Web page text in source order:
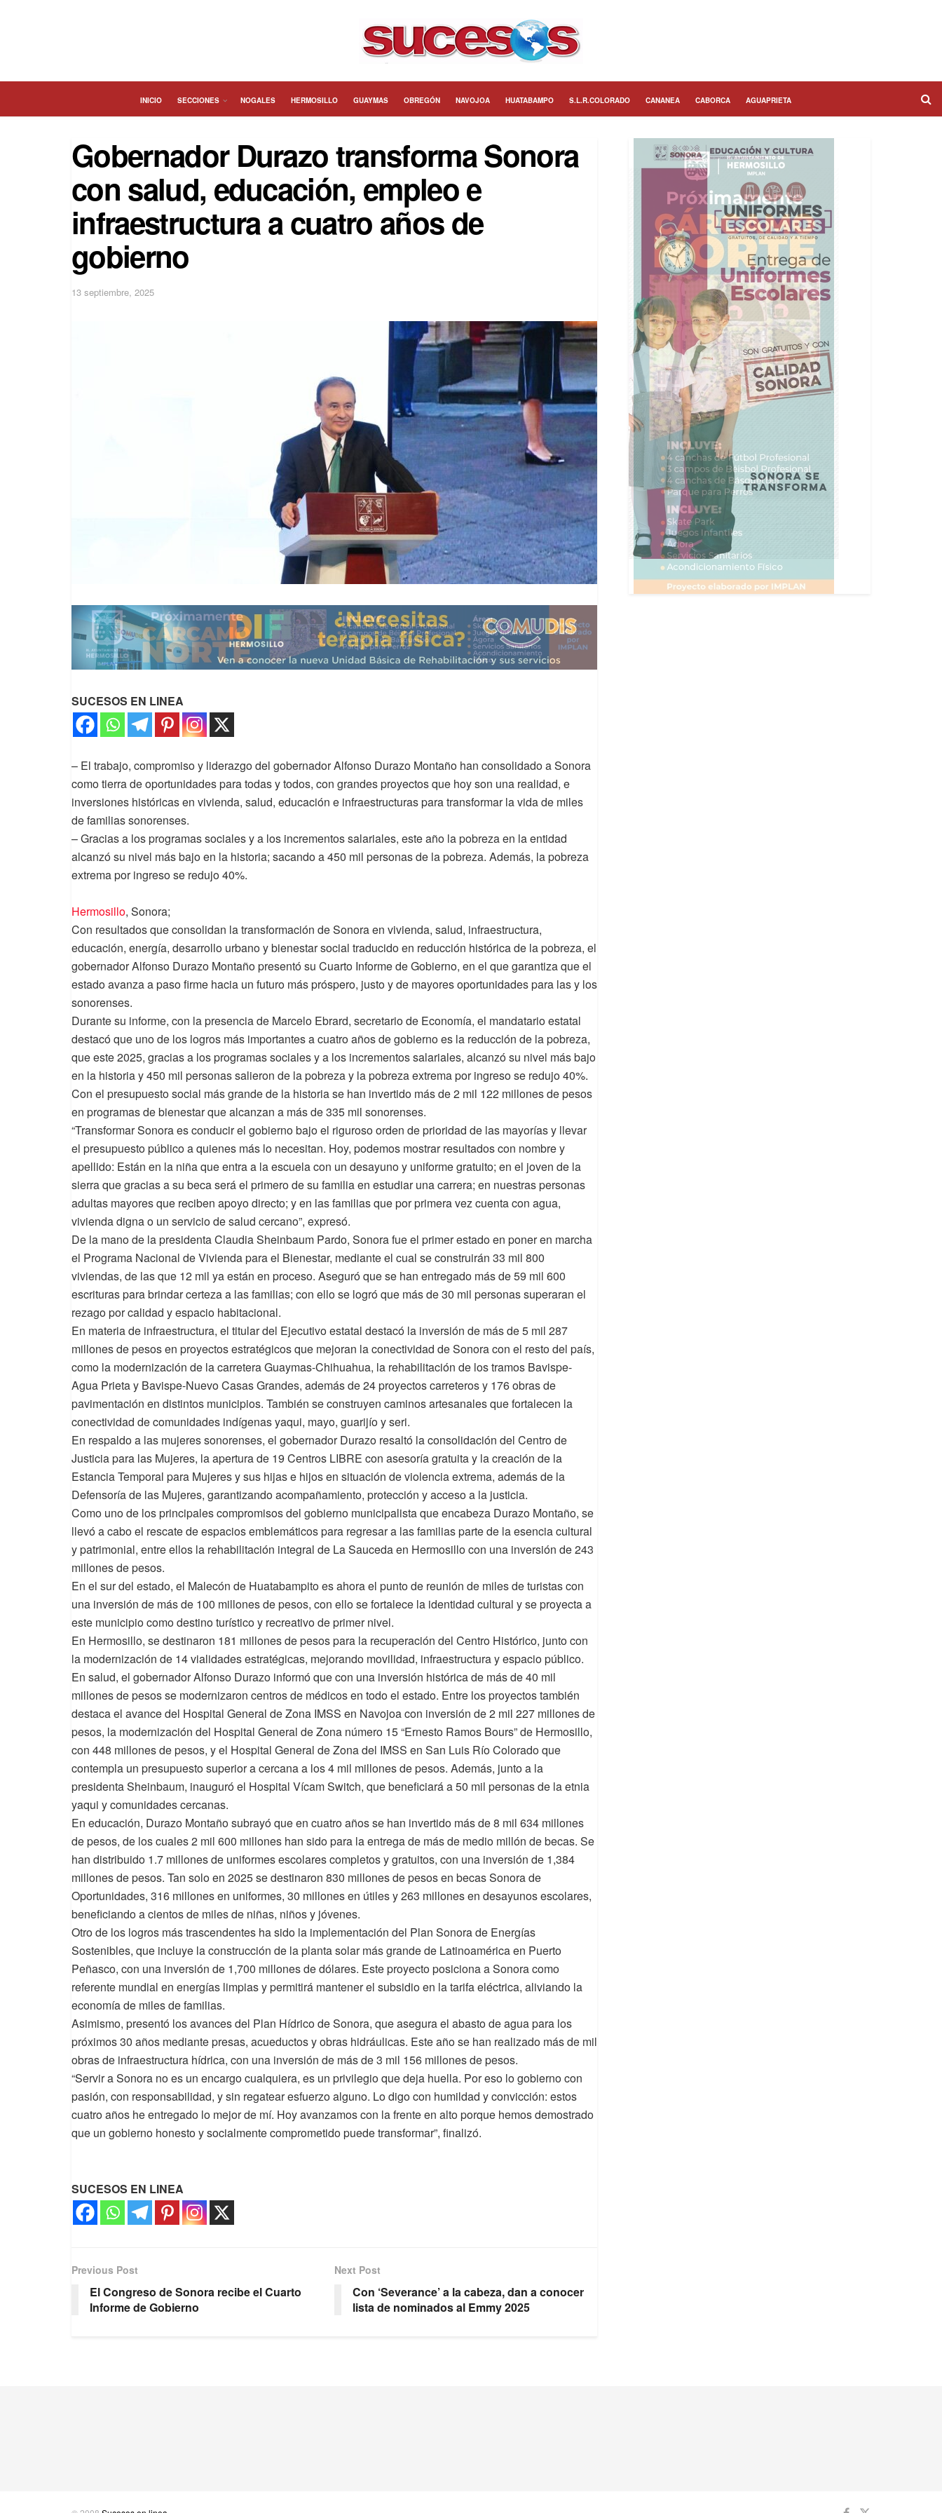
INICIO SECCIONES NOGALES HERMOSILLO GUAYMAS OBREGÓN NAVOJOA HUATABAMPO S.L.R.COLORADO CANANEA CABORCA AGUAPRIETA
Gobernador Durazo transforma Sonora
con salud, educación, empleo e
infraestructura a cuatro años de
gobierno
13 septiembre, 2025
SUCESOS EN LINEA
– El trabajo, compromiso y liderazgo del gobernador Alfonso Durazo Montaño han consolidado a Sonora
como tierra de oportunidades para todas y todos, con grandes proyectos que hoy son una realidad, e
inversiones históricas en vivienda, salud, educación e infraestructuras para transformar la vida de miles
de familias sonorenses.
– Gracias a los programas sociales y a los incrementos salariales, este año la pobreza en la entidad
alcanzó su nivel más bajo en la historia; sacando a 450 mil personas de la pobreza. Además, la pobreza
extrema por ingreso se redujo 40%.
Hermosillo, Sonora;
Con resultados que consolidan la transformación de Sonora en vivienda, salud, infraestructura,
educación, energía, desarrollo urbano y bienestar social traducido en reducción histórica de la pobreza, el
gobernador Alfonso Durazo Montaño presentó su Cuarto Informe de Gobierno, en el que garantiza que el
estado avanza a paso firme hacia un futuro más próspero, justo y de mayores oportunidades para las y los
sonorenses.
Durante su informe, con la presencia de Marcelo Ebrard, secretario de Economía, el mandatario estatal
destacó que uno de los logros más importantes a cuatro años de gobierno es la reducción de la pobreza,
que este 2025, gracias a los programas sociales y a los incrementos salariales, alcanzó su nivel más bajo
en la historia y 450 mil personas salieron de la pobreza y la pobreza extrema por ingreso se redujo 40%.
Con el presupuesto social más grande de la historia se han invertido más de 2 mil 122 millones de pesos
en programas de bienestar que alcanzan a más de 335 mil sonorenses.
“Transformar Sonora es conducir el gobierno bajo el riguroso orden de prioridad de las mayorías y llevar
el presupuesto público a quienes más lo necesitan. Hoy, podemos mostrar resultados con nombre y
apellido: Están en la niña que entra a la escuela con un desayuno y uniforme gratuito; en el joven de la
sierra que gracias a su beca será el primero de su familia en estudiar una carrera; en nuestras personas
adultas mayores que reciben apoyo directo; y en las familias que por primera vez cuenta con agua,
vivienda digna o un servicio de salud cercano”, expresó.
De la mano de la presidenta Claudia Sheinbaum Pardo, Sonora fue el primer estado en poner en marcha
el Programa Nacional de Vivienda para el Bienestar, mediante el cual se construirán 33 mil 800
viviendas, de las que 12 mil ya están en proceso. Aseguró que se han entregado más de 59 mil 600
escrituras para brindar certeza a las familias; con ello se logró que más de 30 mil personas superaran el
rezago por calidad y espacio habitacional.
En materia de infraestructura, el titular del Ejecutivo estatal destacó la inversión de más de 5 mil 287
millones de pesos en proyectos estratégicos que mejoran la conectividad de Sonora con el resto del país,
como la modernización de la carretera Guaymas-Chihuahua, la rehabilitación de los tramos Bavispe-
Agua Prieta y Bavispe-Nuevo Casas Grandes, además de 24 proyectos carreteros y 176 obras de
pavimentación en distintos municipios. También se construyen caminos artesanales que fortalecen la
conectividad de comunidades indígenas yaqui, mayo, guarijío y seri.
En respaldo a las mujeres sonorenses, el gobernador Durazo resaltó la consolidación del Centro de
Justicia para las Mujeres, la apertura de 19 Centros LIBRE con asesoría gratuita y la creación de la
Estancia Temporal para Mujeres y sus hijas e hijos en situación de violencia extrema, además de la
Defensoría de las Mujeres, garantizando acompañamiento, protección y acceso a la justicia.
Como uno de los principales compromisos del gobierno municipalista que encabeza Durazo Montaño, se
llevó a cabo el rescate de espacios emblemáticos para regresar a las familias parte de la esencia cultural
y patrimonial, entre ellos la rehabilitación integral de La Sauceda en Hermosillo con una inversión de 243
millones de pesos.
En el sur del estado, el Malecón de Huatabampito es ahora el punto de reunión de miles de turistas con
una inversión de más de 100 millones de pesos, con ello se fortalece la identidad cultural y se proyecta a
este municipio como destino turístico y recreativo de primer nivel.
En Hermosillo, se destinaron 181 millones de pesos para la recuperación del Centro Histórico, junto con
la modernización de 14 vialidades estratégicas, mejorando movilidad, infraestructura y espacio público.
En salud, el gobernador Alfonso Durazo informó que con una inversión histórica de más de 40 mil
millones de pesos se modernizaron centros de médicos en todo el estado. Entre los proyectos también
destaca el avance del Hospital General de Zona IMSS en Navojoa con inversión de 2 mil 227 millones de
pesos, la modernización del Hospital General de Zona número 15 “Ernesto Ramos Bours” de Hermosillo,
con 448 millones de pesos, y el Hospital General de Zona del IMSS en San Luis Río Colorado que
contempla un presupuesto superior a cercana a los 4 mil millones de pesos. Además, junto a la
presidenta Sheinbaum, inauguró el Hospital Vícam Switch, que beneficiará a 50 mil personas de la etnia
yaqui y comunidades cercanas.
En educación, Durazo Montaño subrayó que en cuatro años se han invertido más de 8 mil 634 millones
de pesos, de los cuales 2 mil 600 millones han sido para la entrega de más de medio millón de becas. Se
han distribuido 1.7 millones de uniformes escolares completos y gratuitos, con una inversión de 1,384
millones de pesos. Tan solo en 2025 se destinaron 830 millones de pesos en becas Sonora de
Oportunidades, 316 millones en uniformes, 30 millones en útiles y 263 millones en desayunos escolares,
beneficiando a cientos de miles de niñas, niños y jóvenes.
Otro de los logros más trascendentes ha sido la implementación del Plan Sonora de Energías
Sostenibles, que incluye la construcción de la planta solar más grande de Latinoamérica en Puerto
Peñasco, con una inversión de 1,700 millones de dólares. Este proyecto posiciona a Sonora como
referente mundial en energías limpias y permitirá mantener el subsidio en la tarifa eléctrica, aliviando la
economía de miles de familias.
Asimismo, presentó los avances del Plan Hídrico de Sonora, que asegura el abasto de agua para los
próximos 30 años mediante presas, acueductos y obras hidráulicas. Este año se han realizado más de mil
obras de infraestructura hídrica, con una inversión de más de 3 mil 156 millones de pesos.
“Servir a Sonora no es un encargo cualquiera, es un privilegio que deja huella. Por eso lo gobierno con
pasión, con responsabilidad, y sin regatear esfuerzo alguno. Lo digo con humildad y convicción: estos
cuatro años he entregado lo mejor de mí. Hoy avanzamos con la frente en alto porque hemos demostrado
que un gobierno honesto y socialmente comprometido puede transformar”, finalizó.
SUCESOS EN LINEA
Previous Post
El Congreso de Sonora recibe el Cuarto
Informe de Gobierno
Next Post
Con ‘Severance’ a la cabeza, dan a conocer
lista de nominados al Emmy 2025